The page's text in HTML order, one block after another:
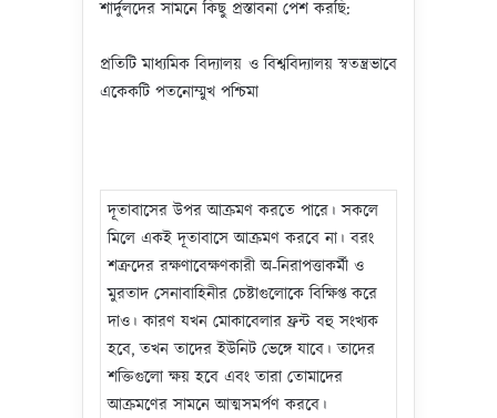
শার্দুলদের সামনে কিছু প্রস্তাবনা পেশ করছি:
প্রতিটি মাধ্যমিক বিদ্যালয় ও বিশ্ববিদ্যালয় স্বতন্ত্রভাবে
একেকটি পতনোম্মুখ পশ্চিমা
দূতাবাসের উপর আক্রমণ করতে পারে। সকলে
মিলে একই দূতাবাসে আক্রমণ করবে না। বরং
শত্রুদের রক্ষণাবেক্ষণকারী অ-নিরাপত্তাকর্মী ও
মুরতাদ সেনাবাহিনীর চেষ্টাগুলোকে বিক্ষিপ্ত করে
দাও। কারণ যখন মোকাবেলার ফ্রন্ট বহু সংখ্যক
হবে, তখন তাদের ইউনিট ভেঙ্গে যাবে। তাদের
শক্তিগুলো ক্ষয় হবে এবং তারা তোমাদের
আক্রমণের সামনে আত্মসমর্পণ করবে।